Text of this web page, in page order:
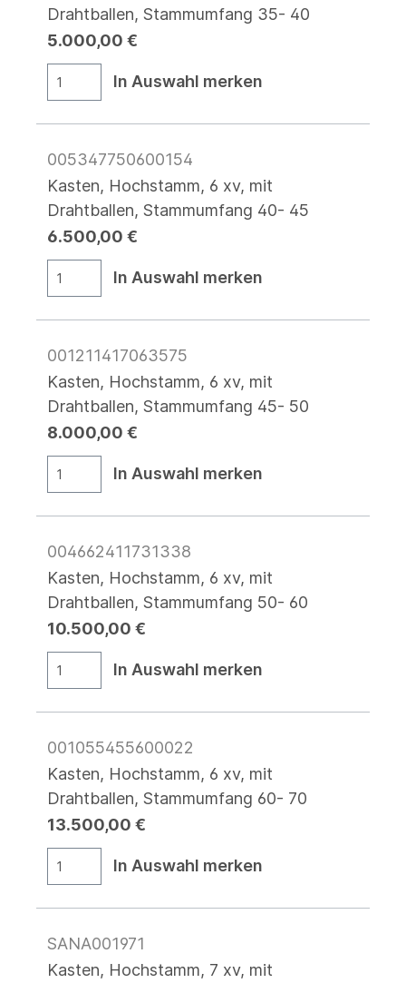
Drahtballen, Stammumfang 35- 40
5.000,00 €
In Auswahl merken
005347750600154
Kasten, Hochstamm, 6 xv, mit
Drahtballen, Stammumfang 40- 45
6.500,00 €
In Auswahl merken
001211417063575
Kasten, Hochstamm, 6 xv, mit
Drahtballen, Stammumfang 45- 50
8.000,00 €
In Auswahl merken
004662411731338
Kasten, Hochstamm, 6 xv, mit
Drahtballen, Stammumfang 50- 60
10.500,00 €
In Auswahl merken
001055455600022
Kasten, Hochstamm, 6 xv, mit
Drahtballen, Stammumfang 60- 70
13.500,00 €
In Auswahl merken
SANA001971
Kasten, Hochstamm, 7 xv, mit